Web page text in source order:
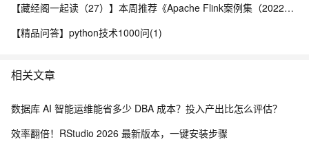
【藏经阁一起读（27）】本周推荐《Apache Flink案例集（2022版）》，你有哪些心得？
【精品问答】python技术1000问(1)
相关文章
数据库 AI 智能运维能省多少 DBA 成本？投入产出比怎么评估？
效率翻倍！RStudio 2026 最新版本，一键安装步骤